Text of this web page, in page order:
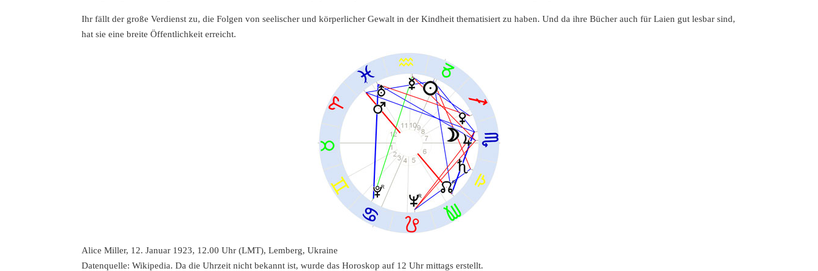
Ihr fällt der große Verdienst zu, die Folgen von seelischer und körperlicher Gewalt in der Kindheit thematisiert zu haben. Und da ihre Bücher auch für Laien gut lesbar sind,
hat sie eine breite Öffentlichkeit erreicht.
Alice Miller, 12. Januar 1923, 12.00 Uhr (LMT), Lemberg, Ukraine
Datenquelle: Wikipedia. Da die Uhrzeit nicht bekannt ist, wurde das Horoskop auf 12 Uhr mittags erstellt.